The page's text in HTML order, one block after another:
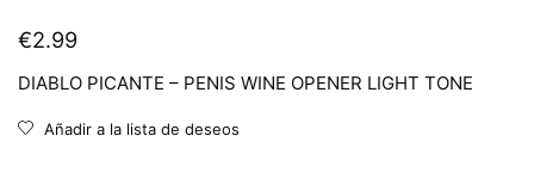
€2.99
DIABLO PICANTE – PENIS WINE OPENER LIGHT TONE
Añadir a la lista de deseos